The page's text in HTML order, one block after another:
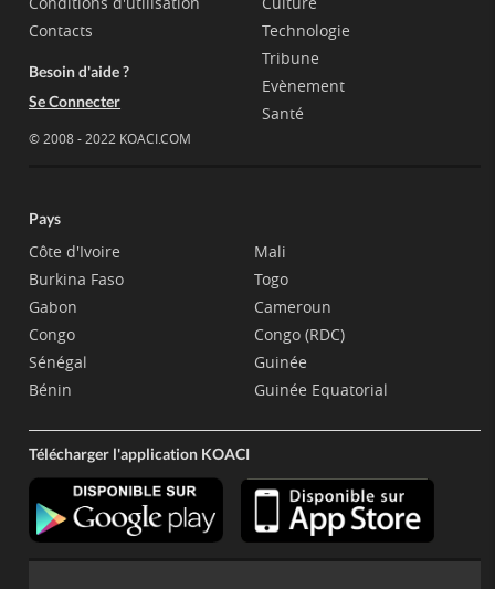
Contacts
Besoin d'aide ?
Se Connecter
© 2008 - 2022 KOACI.COM
Technologie
Tribune
Evènement
Santé
Pays
Côte d'Ivoire
Burkina Faso
Gabon
Congo
Sénégal
Bénin
Mali
Togo
Cameroun
Congo (RDC)
Guinée
Guinée Equatorial
Télécharger l'application KOACI